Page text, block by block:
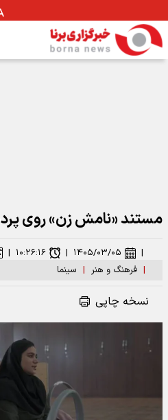
مستند «نامش زن» روی
| فرهنگ و هنر | سینما
| ۱۴۰۵/۰۳/۰۵ | ۱۰:۲۶:۱۶ |
نسخه چاپی